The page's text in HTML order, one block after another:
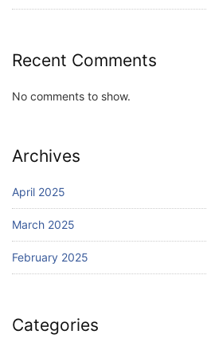
Recent Comments
No comments to show.
Archives
April 2025
March 2025
February 2025
Categories